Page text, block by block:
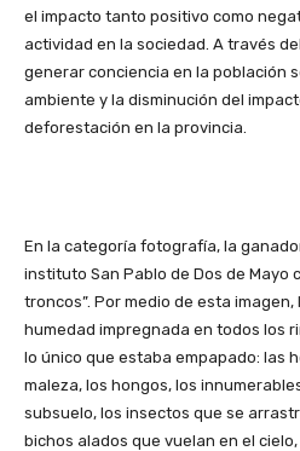
el impacto tanto positivo como
actividad en la sociedad. A través
generar conciencia en la población
ambiente y la disminución del
deforestación en la provincia.
En la categoría fotografía, la
instituto San Pablo de Dos de Mayo
troncos”. Por medio de esta
humedad impregnada en todos los
lo único que estaba empapado: las
maleza, los hongos, los
subsuelo, los insectos que se
bichos alados que vuelan en el